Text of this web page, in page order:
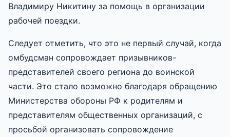
Владимиру Никитину за помощь в организации
рабочей поездки.
Следует отметить, что это не первый случай, когда
омбудсман сопровождает призывников-
представителей своего региона до воинской
части. Это стало возможно благодаря обращению
Министерства обороны РФ к родителям и
представителям общественных организаций, с
просьбой организовать сопровождение